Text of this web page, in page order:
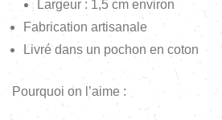
Largeur : 1,5 cm environ
Fabrication artisanale
Livré dans un pochon en coton
Pourquoi on l’aime :